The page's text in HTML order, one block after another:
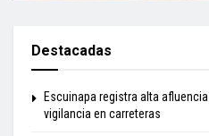
Destacadas
Escuinapa registra alta
vigilancia en carreteras